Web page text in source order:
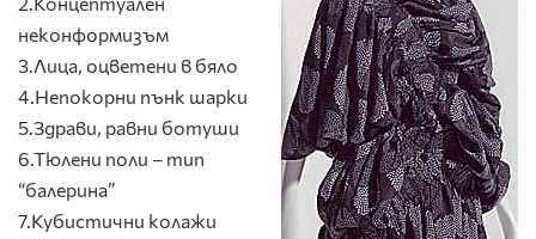
неконформизъм
3.Лица, оцветени в бяло
4.Непокорни пънк шарки
5.Здрави, равни ботуши
6.Тюлени поли – тип
“балерина”
7.Кубистични колажи